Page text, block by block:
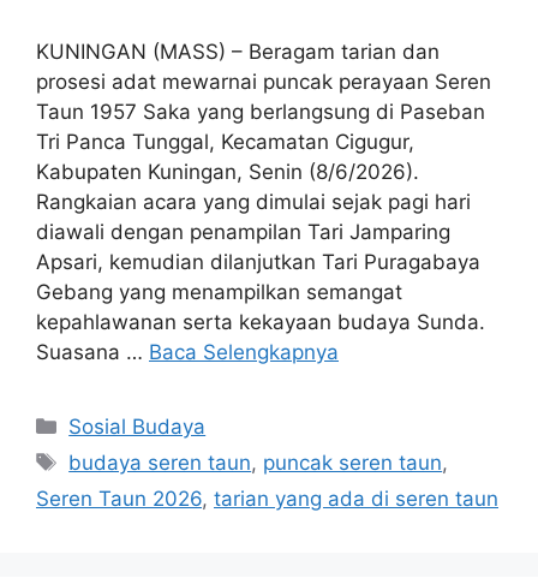
KUNINGAN (MASS) – Beragam tarian dan
prosesi adat mewarnai puncak perayaan Seren
Taun 1957 Saka yang berlangsung di Paseban
Tri Panca Tunggal, Kecamatan Cigugur,
Kabupaten Kuningan, Senin (8/6/2026).
Rangkaian acara yang dimulai sejak pagi hari
diawali dengan penampilan Tari Jamparing
Apsari, kemudian dilanjutkan Tari Puragabaya
Gebang yang menampilkan semangat
kepahlawanan serta kekayaan budaya Sunda.
Suasana … Baca Selengkapnya
Kategori
Sosial Budaya
Tag
budaya seren taun, puncak seren taun,
Seren Taun 2026, tarian yang ada di seren taun